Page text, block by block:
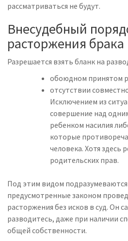
рассматриваться не будут.
Внесудебный
расторжения брака
Разрешается взять бланк на
обоюдном принятом
отсутствии
Исключением из
совершение над
ребенком насилия
которые
человека. Хотя здесь
родительских прав.
Под этим видом подразумеваются
предусмотренные законом
расторжения без исков в суд. Он
разводитесь, даже при наличии
общей собственности.